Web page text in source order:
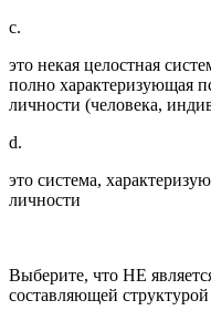
c.
это некая целостная
полно характеризующая
личности (человека,
d.
это система,
личности
Выберите, что НЕ
составляющей